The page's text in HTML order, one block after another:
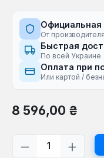
Официальная
От производителя
Быстрая
По всей Украине
Оплата при
Или картой /
Обычная цена:
8 596,00 ₴
Количество